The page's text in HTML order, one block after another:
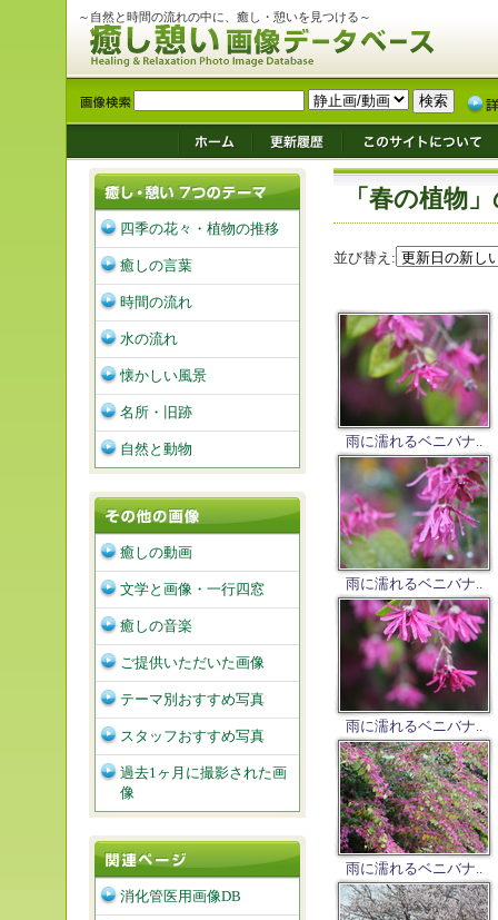
～自然と時間の流れの中に、癒し・憩いを見つける～
「春の植物
並び替え:
雨に濡れるベニバナ..
雨に濡れるベニバナ..
雨に濡れるベニバナ..
雨に濡れるベニバナ..
四季の花々・植物の推移
癒しの言葉
時間の流れ
水の流れ
懐かしい風景
名所・旧跡
自然と動物
癒しの動画
文学と画像・一行四窓
癒しの音楽
ご提供いただいた画像
テーマ別おすすめ写真
スタッフおすすめ写真
過去1ヶ月に撮影された画
像
消化管医用画像DB